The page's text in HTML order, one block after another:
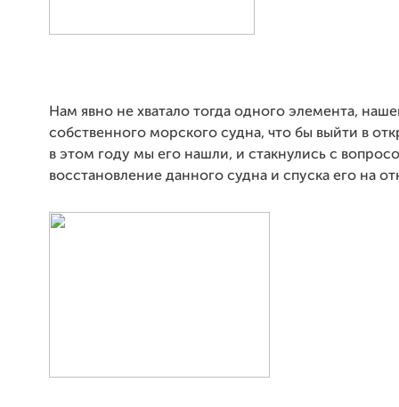
Нам явно не хватало тогда одного элемента,
собственного морского судна, что бы выйти в
в этом году мы его нашли, и стакнулись с
восстановление данного судна и спуска его на